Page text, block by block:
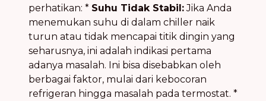
perhatikan: * Suhu Tidak Stabil:Jika Anda
menemukan suhu di dalam chiller naik
turun atau tidak mencapai titik dingin yang
seharusnya, ini adalah indikasi pertama
adanya masalah. Ini bisa disebabkan oleh
berbagai faktor, mulai dari kebocoran
refrigeran hingga masalah pada termostat. *